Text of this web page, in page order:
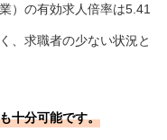
）の有効求人倍率は5.41
、求職者の少ない状況と
十分可能です。